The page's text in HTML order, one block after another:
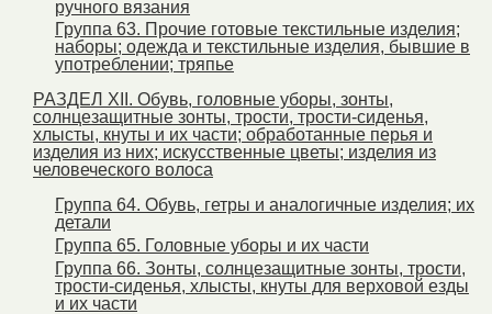
ручного вязания
Группа 63. Прочие готовые текстильные изделия;
наборы; одежда и текстильные изделия, бывшие в
употреблении; тряпье
РАЗДЕЛ ХII. Обувь, головные уборы, зонты,
солнцезащитные зонты, трости, трости-сиденья,
хлысты, кнуты и их части; обработанные перья и
изделия из них; искусственные цветы; изделия из
человеческого волоса
Группа 64. Обувь, гетры и аналогичные изделия; их
детали
Группа 65. Головные уборы и их части
Группа 66. Зонты, солнцезащитные зонты, трости,
трости-сиденья, хлысты, кнуты для верховой езды
и их части